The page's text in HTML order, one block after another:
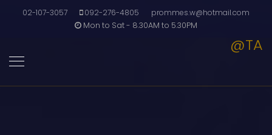
02-107-3057 092-276-4805
prommes.w@hotmail.com
Mon to Sat - 8.30AM to 5.30PM
@TA